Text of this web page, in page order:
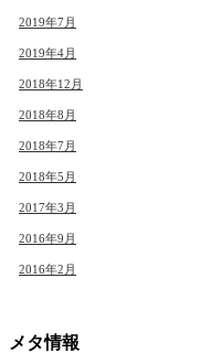
2019年7月
2019年4月
2018年12月
2018年8月
2018年7月
2018年5月
2017年3月
2016年9月
2016年2月
メタ情報